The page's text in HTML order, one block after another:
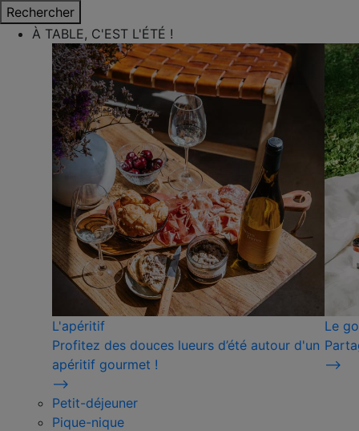
Rechercher
À TABLE, C'EST L'ÉTÉ !
L'apéritif
Profitez des douces lueurs d’été autour d'un
apéritif gourmet !
⟶
Le
⟶
Petit-déjeuner
Pique-nique